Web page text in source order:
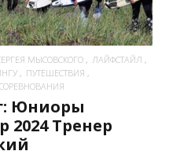
МЫСОВСКОГО
ЛАЙФСТАЙЛ
ПУТЕШЕСТВИЯ
Юниоры
2024 Тренер